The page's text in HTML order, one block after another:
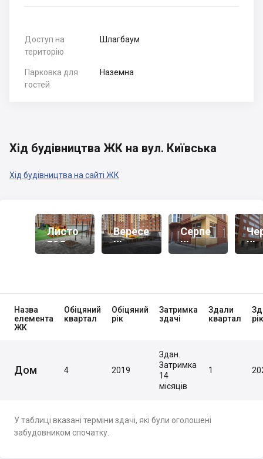
Доступ на
територію
Шлагбаум
Парковка для
гостей
Наземна
Хід будівництва ЖК на вул. Київська
Хід будівництва на сайті ЖК
Листо
Пад
2020
Вересе
Нь
2020
Серпе
Нь
2020
Нь
Назва
елемента
ЖК
Обіцяний
квартал
Обіцяний
рік
Затримка
здачі
Здали
квартал
рік
Дом 4 2019
Здан.
Затримка
14
місяців
1
У таблиці вказані терміни здачі, які були оголошені
забудовником спочатку.